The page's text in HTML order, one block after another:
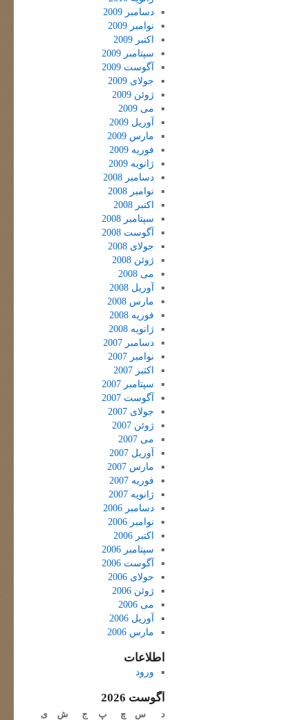
دسامبر 2009
نوامبر 2009
اکتبر 2009
سپتامبر 2009
آگوست 2009
جولای 2009
ژوئن 2009
می 2009
آوریل 2009
مارس 2009
فوریه 2009
ژانویه 2009
دسامبر 2008
نوامبر 2008
اکتبر 2008
سپتامبر 2008
آگوست 2008
جولای 2008
ژوئن 2008
می 2008
آوریل 2008
مارس 2008
فوریه 2008
ژانویه 2008
دسامبر 2007
نوامبر 2007
اکتبر 2007
سپتامبر 2007
آگوست 2007
جولای 2007
ژوئن 2007
می 2007
آوریل 2007
مارس 2007
فوریه 2007
ژانویه 2007
دسامبر 2006
نوامبر 2006
اکتبر 2006
سپتامبر 2006
آگوست 2006
جولای 2006
ژوئن 2006
می 2006
آوریل 2006
مارس 2006
اطلاعات
ورود
آگوست 2026
د س چ پ ج ش ی